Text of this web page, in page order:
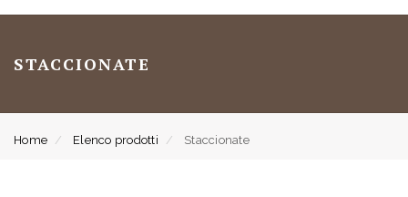
STACCIONATE
Home Elenco prodotti Staccionate